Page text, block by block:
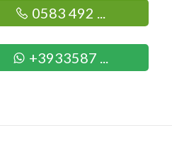
0583 492 ...
+3933587 ...